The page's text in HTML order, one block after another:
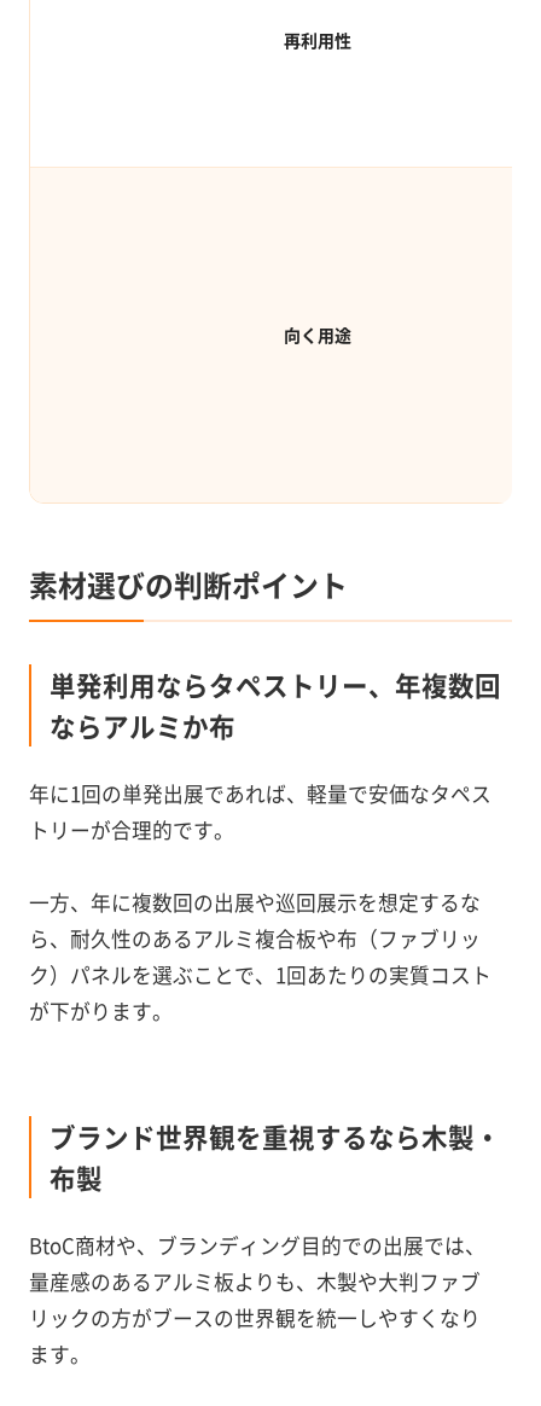
再利用性
向く用途
素材選びの判断ポイント
単発利用ならタペストリー、年複数回
ならアルミか布
年に1回の単発出展であれば、軽量で安価なタペス
トリーが合理的です。
一方、年に複数回の出展や巡回展示を想定するな
ら、耐久性のあるアルミ複合板や布（ファブリッ
ク）パネルを選ぶことで、1回あたりの実質コスト
が下がります。
ブランド世界観を重視するなら木製・
布製
BtoC商材や、ブランディング目的での出展では、
量産感のあるアルミ板よりも、木製や大判ファブ
リックの方がブースの世界観を統一しやすくなり
ます。